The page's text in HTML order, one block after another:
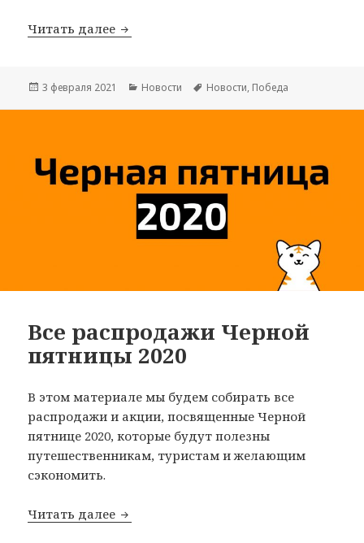
Читать далее Победа разрешила занимать
Опубликовано
3 февраля 2021 Рубрики
Новости Метки
Новости, Победа
Все распродажи Черной
пятницы 2020
В этом материале мы будем собирать все
распродажи и акции, посвященные Черной
пятнице 2020, которые будут полезны
путешественникам, туристам и желающим
сэкономить.
Читать далее Все распродажи Черной пятницы 2020